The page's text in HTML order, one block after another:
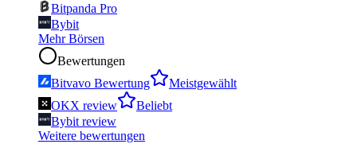
Bitpanda Pro
Bybit
Mehr Börsen
Bewertungen
Bitvavo Bewertung
Meistgewählt
OKX review
Beliebt
Bybit review
Weitere bewertungen